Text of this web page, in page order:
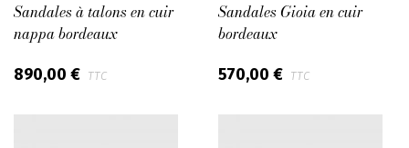
Sandales à talons en cuir
nappa bordeaux
890,00 € TTC
Sandales Gioia en cuir
bordeaux
570,00 € TTC